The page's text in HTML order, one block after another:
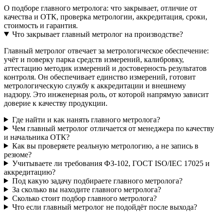
О подборе главного метролога: что закрывает, отличие от
качества и ОТК, проверка метрологии, аккредитация, сроки,
стоимость и гарантия.
Что закрывает главный метролог на производстве?
Главный метролог отвечает за метрологическое обеспечение:
учёт и поверку парка средств измерений, калибровку,
аттестацию методик измерений и достоверность результатов
контроля. Он обеспечивает единство измерений, готовит
метрологическую службу к аккредитации и внешнему
надзору. Это инженерная роль, от которой напрямую зависит
доверие к качеству продукции.
Где найти и как нанять главного метролога?
Чем главный метролог отличается от менеджера по качеству
и начальника ОТК?
Как вы проверяете реальную метрологию, а не запись в
резюме?
Учитываете ли требования ФЗ-102, ГОСТ ISO/IEC 17025 и
аккредитацию?
Под какую задачу подбираете главного метролога?
За сколько вы находите главного метролога?
Сколько стоит подбор главного метролога?
Что если главный метролог не подойдёт после выхода?